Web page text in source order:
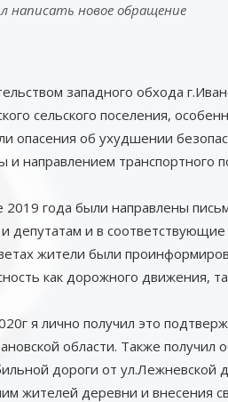
написать новое обращение
западного обхода
сельского поселения,
опасения об ухудшении
и направлением транспортного
года были направлены
и депутатам и в
жители были
как дорожного движения,
я лично получил это
области. Также получил
дороги от
жителей деревни и внесения